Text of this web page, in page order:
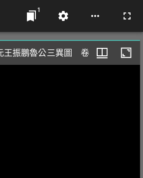
1
王振鵬魯公三異圖 卷
王振鵬魯公三異圖 卷